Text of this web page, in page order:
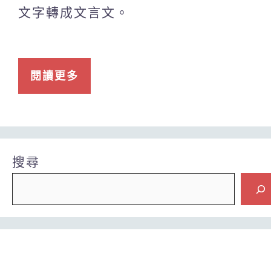
文字轉成文言文。
閱讀更多
搜尋